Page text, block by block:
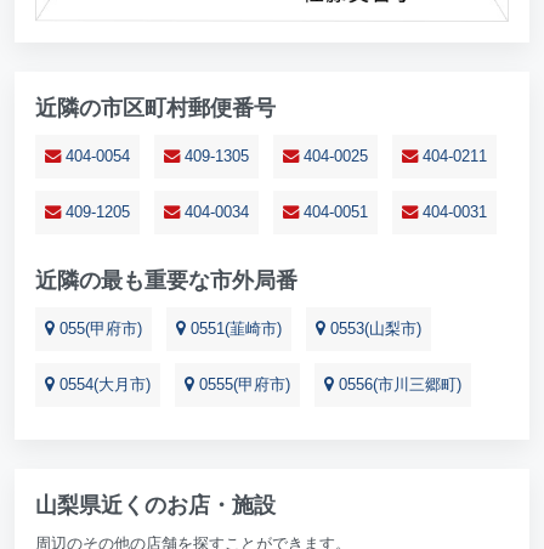
近隣の市区町村郵便番号
404-0054 409-1305 404-0025 404-0211
409-1205 404-0034 404-0051 404-0031
近隣の最も重要な市外局番
055(甲府市) 0551(韮崎市) 0553(山梨市)
0554(大月市) 0555(甲府市) 0556(市川三郷町)
山梨県近くのお店・施設
周辺のその他の店舗を探すことができます。